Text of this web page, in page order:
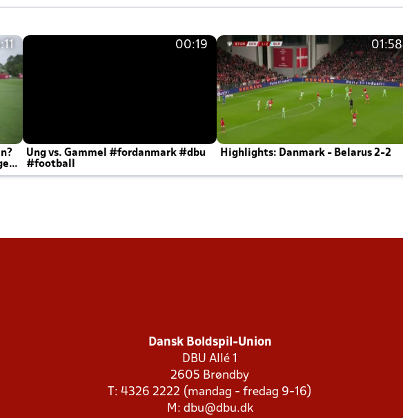
00:19
Ung vs. Gammel #fordanmark #dbu
#football
01:58
Highlights: Danmark - Belarus 2-2
Dansk Boldspil-Union
DBU Allé 1
2605 Brøndby
T: 4326 2222 (mandag - fredag 9-16)
M: dbu@dbu.dk